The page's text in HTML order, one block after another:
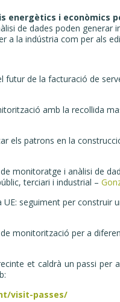
energètics i econòmics
de dades poden
a la indústria com per als
futur de la facturació de
amb la recollida
els patrons en la
monitoratge i anàlisi de
terciari i industrial –
UE: seguiment per construir
monitorització per a
et caldrà un passi per
visit-passes/